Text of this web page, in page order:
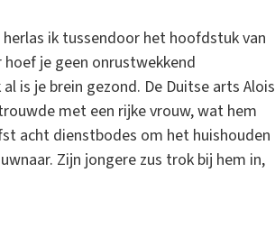
ik tussendoor het hoofdstuk van
hoef je geen onrustwekkend
is je brein gezond. De Duitse arts Alois
met een rijke vrouw, wat hem
acht dienstbodes om het huishouden
Zijn jongere zus trok bij hem in,